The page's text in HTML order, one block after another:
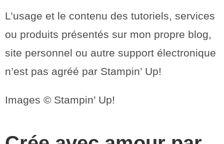
L’usage et le contenu des tutoriels, services
ou produits présentés sur mon propre blog,
site personnel ou autre support électronique
n’est pas agréé par Stampin’ Up!
Images © Stampin’ Up!